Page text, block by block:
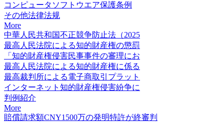
コンピュータソフトウエア保護条例
その他法律法规
More
中華人民共和国不正競争防止法（2025
最高人民法院による知的財産権の懲罰
「知的財産権侵害民事事件の審理にお
最高人民法院による知的財産権に係る
最高裁判所による電子商取引プラット
インターネット知的財産権侵害紛争に
判例紹介
More
賠償請求額CNY1500万の発明特許が終審判